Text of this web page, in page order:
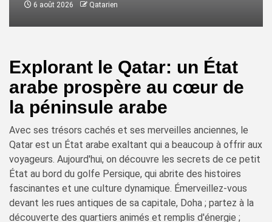
6 août 2026 Qatarien
Explorant le Qatar: un État
arabe prospère au cœur de
la péninsule arabe
Avec ses trésors cachés et ses merveilles anciennes, le
Qatar est un État arabe exaltant qui a beaucoup à offrir aux
voyageurs. Aujourd'hui, on découvre les secrets de ce petit
État au bord du golfe Persique, qui abrite des histoires
fascinantes et une culture dynamique. Émerveillez-vous
devant les rues antiques de sa capitale, Doha ; partez à la
découverte des quartiers animés et remplis d'énergie ;